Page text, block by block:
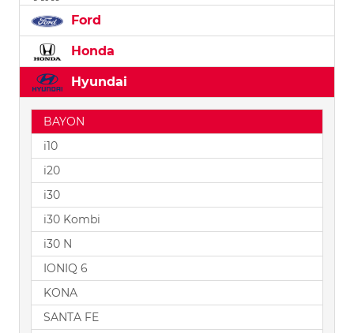
Ford
Honda
Hyundai
BAYON
i10
i20
i30
i30 Kombi
i30 N
IONIQ 6
KONA
SANTA FE